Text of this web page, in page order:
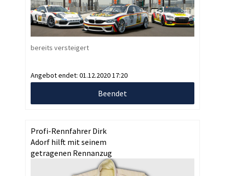
bereits versteigert
Angebot endet: 01.12.2020 17:20
Beendet
Profi-Rennfahrer Dirk
Adorf hilft mit seinem
getragenen Rennanzug